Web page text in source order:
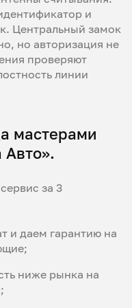
и
Центральный замок
но авторизация не
проверяют
линии
мастерами
Авто».
за 3
и даем гарантию на
ниже рынка на